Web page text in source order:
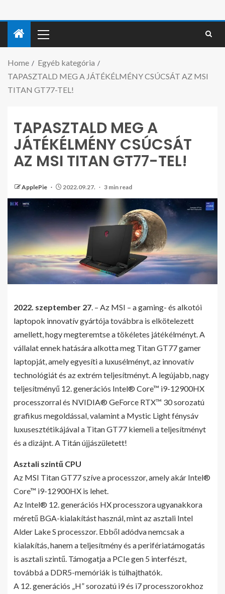
Home
Egyéb kategória
TAPASZTALD MEG A JÁTÉKÉLMÉNY CSÚCSÁT AZ MSI
TITAN GT77-TEL!
TAPASZTALD MEG A
JÁTÉKÉLMÉNY CSÚCSÁT
AZ MSI TITAN GT77-TEL!
ApplePie 2022.09.27. 3 min read
2022. szeptember 27. – Az MSI – a gaming- és alkotói
laptopok innovatív gyártója továbbra is elkötelezett
amellett, hogy megteremtse a tökéletes játékélményt. A
vállalat ennek hatására alkotta meg Titan GT77 gamer
laptopját, amely egyesíti a luxusélményt, az innovatív
technológiát és az extrém teljesítményt. A legújabb, nagy
teljesítményű 12. generációs Intel® Core™ i9-12900HX
processzorral és NVIDIA® GeForce RTX™ 30 sorozatú
grafikus megoldással, valamint a Mystic Light fénysáv
luxusesztétikájával a Titan GT77 kiemeli a teljesítményt
és a dizájnt. A Titán újjászületett!
Asztali szintű CPU
Az MSI Titan GT77 szíve a processzor, amely akár Intel®
Core™ i9-12900HX is lehet.
Az Intel® 12. generációs HX processzora ugyanakkora
méretű BGA-kialakítást használ, mint az asztali Intel
Alder Lake S processzor. Ebből adódva nemcsak a
kialakítás, hanem a teljesítmény és a perifériatámogatás
is asztali szintű. Támogatja a PCIe gen 5 interfészt,
továbbá a DDR5-memóriák is túlhajthatók.
A 12. generációs „H” sorozatú i9 és i7 processzorokhoz